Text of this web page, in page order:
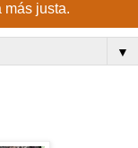
más justa.
▼